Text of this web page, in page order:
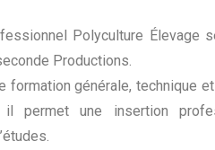
Polyculture Élevage
Productions.
formation générale, technique
il permet une insertion